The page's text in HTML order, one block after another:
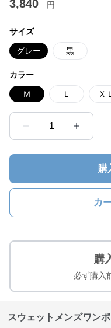
3,840 円
サイズ
グレー 黒
カラー
Ｍ Ｌ Ｘ
1
購
カ
購
必ず購入
スウェットメンズワン